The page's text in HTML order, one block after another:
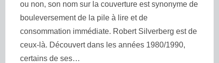
ou non, son nom sur la couverture est synonyme de
bouleversement de la pile à lire et de
consommation immédiate. Robert Silverberg est de
ceux-là. Découvert dans les années 1980/1990,
certains de ses…